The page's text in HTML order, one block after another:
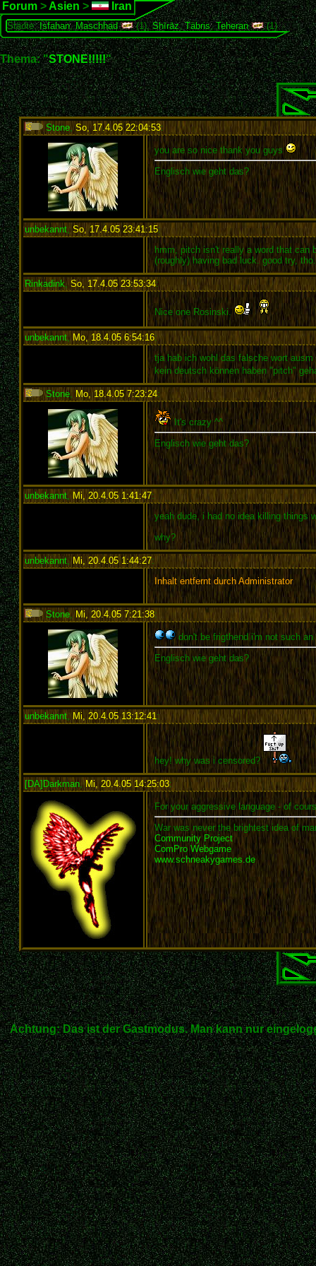
Forum > Asien > Iran
Städte:Isfahan,Maschhad (1),Shīrāz,Täbris,Teheran (1)
Thema: "STONE!!!!!"
Stone,So, 17.4.05 22:04:53:
you are so nice thank you guys
Englisch wie geht das?
unbekannt, So, 17.4.05 23:41:15:
hmm, pitch isn't really a word that can
(roughly) having bad luck. good try, tho.
Rinkadink , So, 17.4.05 23:53:34:
Nice one Rosinski.
unbekannt, Mo, 18.4.05 6:54:16:
tja hab ich wohl das falsche wort
kein deutsch können haben "pitch"
Stone, Mo, 18.4.05 7:23:24:
It's crazy ^^
Englisch wie geht das?
unbekannt, Mi, 20.4.05 1:41:47:
yeah dude, i had no idea killing things
why?
unbekannt,Mi, 20.4.05 1:44:27:
Inhalt entfernt durch Administrator
Stone, Mi, 20.4.05 7:21:38:
don't be frigthend i'm not such an
Englisch wie geht das?
unbekannt, Mi, 20.4.05 13:12:41 :
hey! why was i censored?
[DA]Darkman,Mi, 20.4.05 14:25:03:
For your aggressive language - of
War was never the brightest idea of
Community Project
ComPro Webgame
www.schneakygames.de
Achtung: Das ist der Gastmodus. Man kann nur